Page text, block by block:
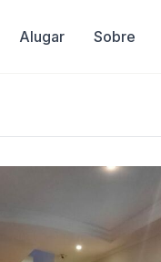
Alugar Sobre